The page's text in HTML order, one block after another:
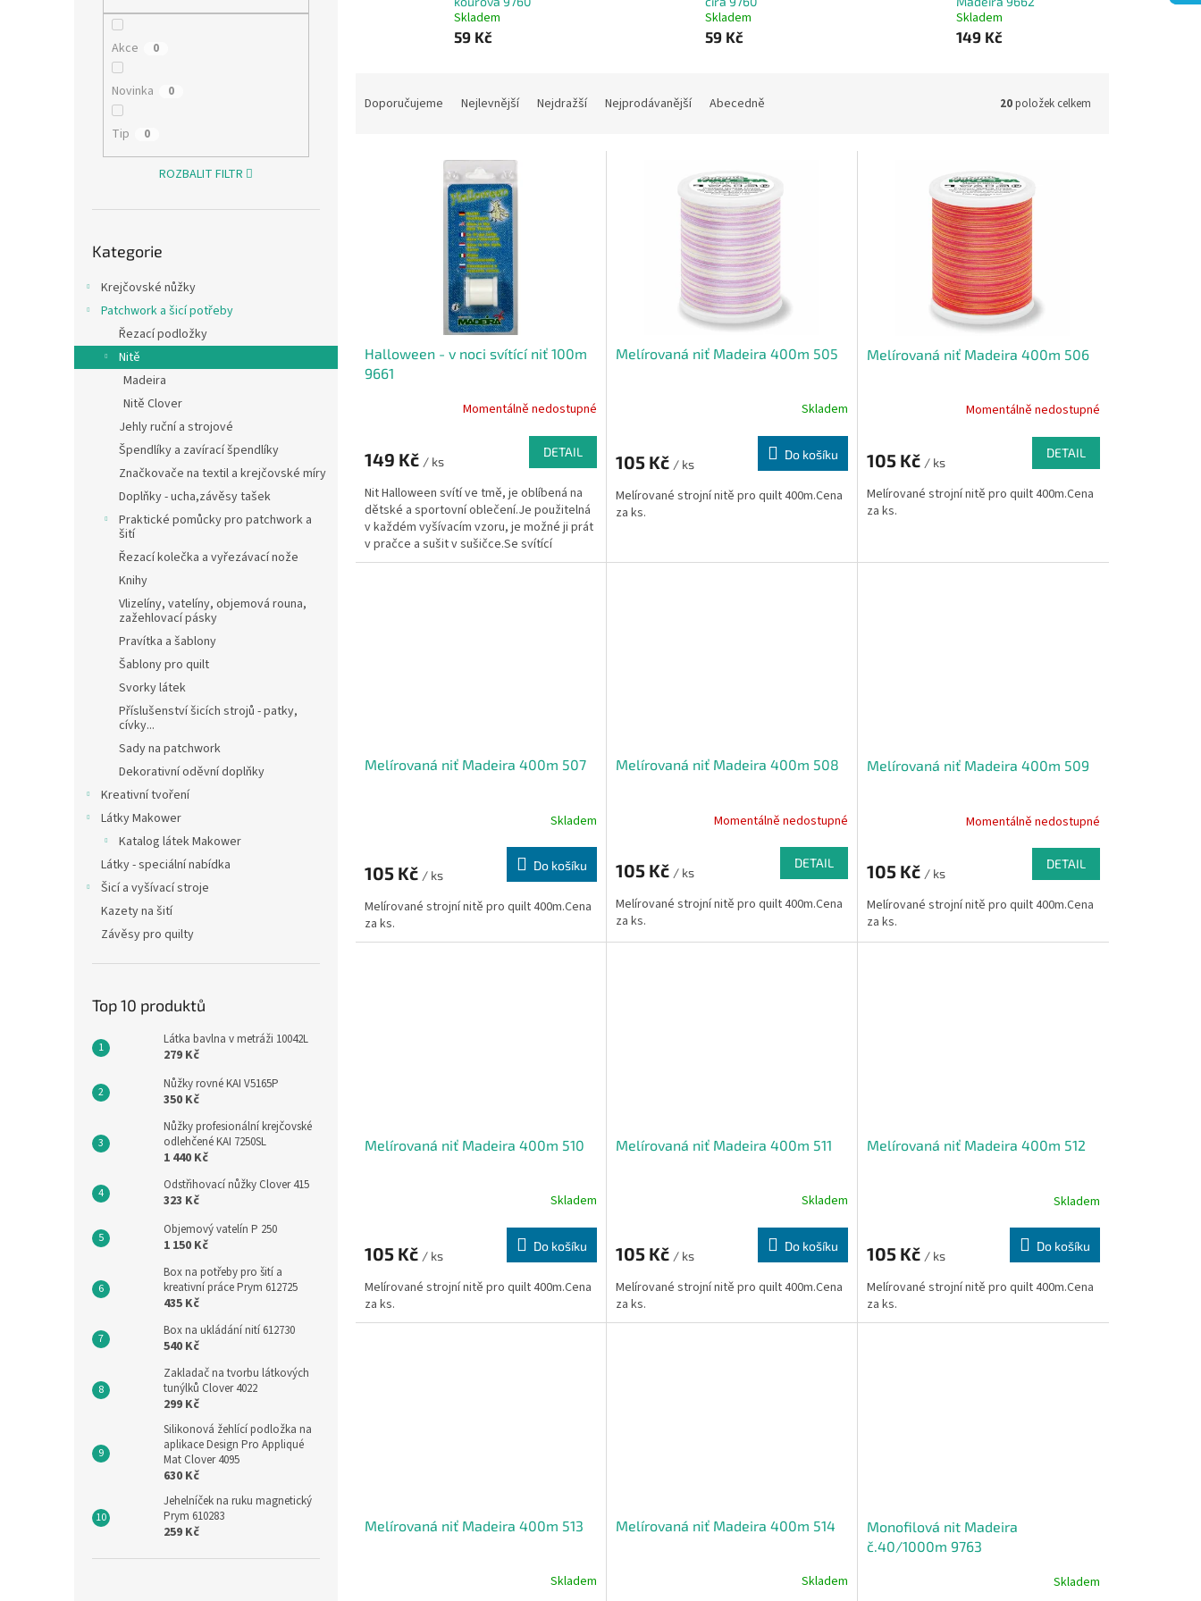
Akce 0
Novinka 0
Tip 0
ROZBALIT FILTR
kategorie
Kategorie
Krejčovské nůžky
Patchwork a šicí potřeby
Řezací podložky
Nitě
Madeira
Nitě Clover
Jehly ruční a strojové
Špendlíky a zavírací špendlíky
Značkovače na textil a krejčovské míry
Doplňky - ucha,závěsy tašek
Praktické pomůcky pro patchwork a
šití
Řezací kolečka a vyřezávací nože
Knihy
Vlizelíny, vatelíny, objemová rouna,
zažehlovací pásky
Pravítka a šablony
Šablony pro quilt
Svorky látek
Příslušenství šicích strojů - patky,
cívky...
Sady na patchwork
Dekorativní oděvní doplňky
Kreativní tvoření
Látky Makower
Katalog látek Makower
Látky - speciální nabídka
Šicí a vyšívací stroje
Kazety na šití
Závěsy pro quilty
Top 10 produktů
Látka bavlna v metráži 10042L
279 Kč
Nůžky rovné KAI V5165P
350 Kč
Nůžky profesionální krejčovské
odlehčené KAI 7250SL
1 440 Kč
Odstřihovací nůžky Clover 415
323 Kč
Objemový vatelín P 250
1 150 Kč
Box na potřeby pro šití a
kreativní práce Prym 612725
435 Kč
Box na ukládání nití 612730
540 Kč
Zakladač na tvorbu látkových
tunýlků Clover 4022
299 Kč
Silikonová žehlící podložka na
aplikace Design Pro Appliqué
Mat Clover 4095
630 Kč
Jehelníček na ruku magnetický
Prym 610283
259 Kč
Skladem
59 Kč
Skladem
59 Kč
Skladem
149 Kč
Doporučujeme Nejlevnější Nejdražší Nejprodávanější Abecedně 20položek celkem
Halloween - v noci svítící niť 100m
9661
Momentálně nedostupné
149 Kč / ks
DETAIL
Nit Halloween svítí ve tmě, je oblíbená na
dětské a sportovní oblečení.Je použitelná
v každém vyšívacím vzoru, je možné ji prát
v pračce a sušit v sušičce.Se svítící
ozdobou na...
Melírovaná niť Madeira 400m 505
Skladem
105 Kč / ks
Do košíku
Melírované strojní nitě pro quilt 400m.Cena
za ks.
Melírovaná niť Madeira 400m 506
Momentálně nedostupné
105 Kč / ks
DETAIL
Melírované strojní nitě pro quilt 400m.Cena
za ks.
Melírovaná niť Madeira 400m 507
Skladem
105 Kč / ks
Do košíku
Melírované strojní nitě pro quilt 400m.Cena
za ks.
Melírovaná niť Madeira 400m 508
Momentálně nedostupné
105 Kč / ks
DETAIL
Melírované strojní nitě pro quilt 400m.Cena
za ks.
Melírovaná niť Madeira 400m 509
Momentálně nedostupné
105 Kč / ks
DETAIL
Melírované strojní nitě pro quilt 400m.Cena
za ks.
Melírovaná niť Madeira 400m 510
Skladem
105 Kč / ks
Do košíku
Melírované strojní nitě pro quilt 400m.Cena
za ks.
Melírovaná niť Madeira 400m 511
Skladem
105 Kč / ks
Do košíku
Melírované strojní nitě pro quilt 400m.Cena
za ks.
Melírovaná niť Madeira 400m 512
Skladem
105 Kč / ks
Do košíku
Melírované strojní nitě pro quilt 400m.Cena
za ks.
Melírovaná niť Madeira 400m 513
Skladem
Melírovaná niť Madeira 400m 514
Skladem
Monofilová nit Madeira
č.40/1000m 9763
Skladem